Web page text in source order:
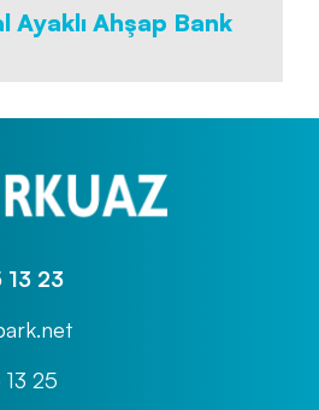
Ayaklı Ahşap Bank
13 23
25